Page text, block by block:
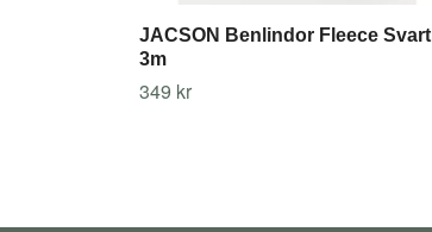
JACSON Benlindor Fleece Svart
3m
349 kr